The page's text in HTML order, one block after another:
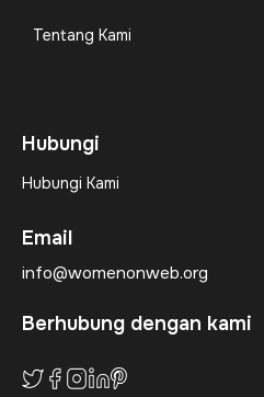
Tentang Kami
Hubungi
Hubungi Kami
Email
info@womenonweb.org
Berhubung dengan kami